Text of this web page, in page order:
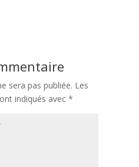
sera pas publiée. Les
indiqués avec *